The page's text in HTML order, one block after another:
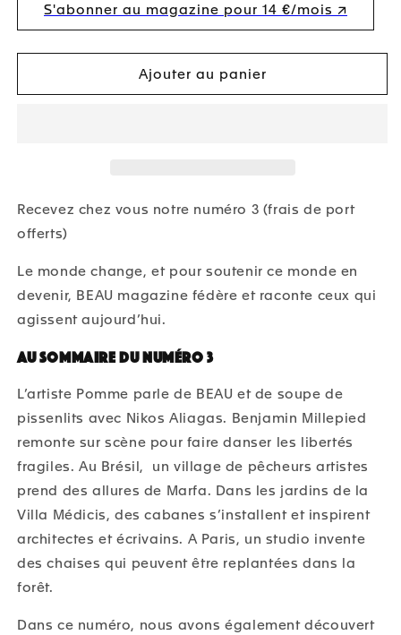
de
Magazine
-
de
Magazine
#3
-
S'abonner au magazine pour 14 €/mois ↗︎
Ajouter au panier
Recevez chez vous notre numéro 3 (frais de port
offerts)
Le monde change, et pour soutenir ce monde en
devenir, BEAU magazine fédère et raconte ceux qui
agissent aujourd’hui.
Au sommaire du numéro 3
L’artiste Pomme parle de BEAU et de soupe de
pissen lits avec Nikos Aliagas. Benjamin Millepied
remonte sur scène pour faire danser les libertés
fragiles. Au Brésil, un village de pêcheurs artistes
prend des allures de Marfa. Dans les jardins de la
Villa Médicis, descabanes s’installent et inspirent
architectes et écrivains. A Paris, un studio invente
des chaises qui peuventêtre replantées dans la
forêt.
Dans ce numéro, nous avons également découvert